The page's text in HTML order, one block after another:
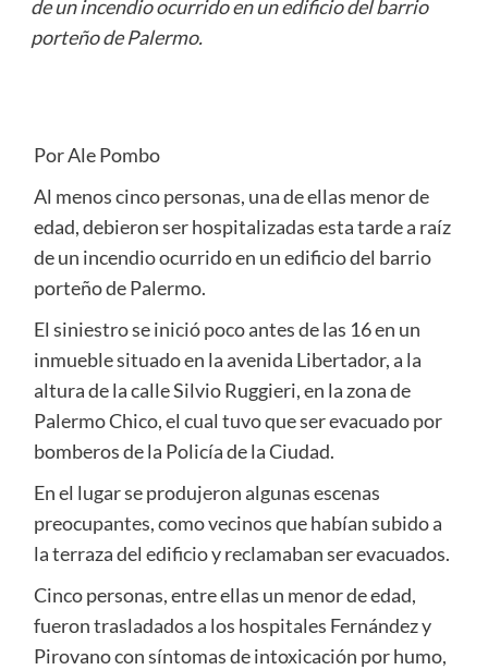
de un incendio ocurrido en un edificio del barrio
porteño de Palermo.
Por Ale Pombo
Al menos cinco personas, una de ellas menor de
edad, debieron ser hospitalizadas esta tarde a raíz
de un incendio ocurrido en un edificio del barrio
porteño de Palermo.
El siniestro se inició poco antes de las 16 en un
inmueble situado en la avenida Libertador, a la
altura de la calle Silvio Ruggieri, en la zona de
Palermo Chico, el cual tuvo que ser evacuado por
bomberos de la Policía de la Ciudad.
En el lugar se produjeron algunas escenas
preocupantes, como vecinos que habían subido a
la terraza del edificio y reclamaban ser evacuados.
Cinco personas, entre ellas un menor de edad,
fueron trasladados a los hospitales Fernández y
Pirovano con síntomas de intoxicación por humo,